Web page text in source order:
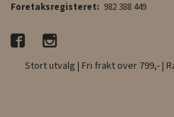
Foretaksregisteret: 982 388 449
Stort utvalg | Fri frakt over 799,- |